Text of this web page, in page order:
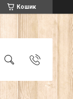
Кошик